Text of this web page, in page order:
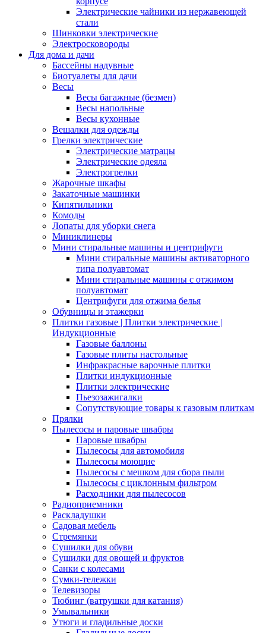
Электрические чайники из нержавеющей
стали
Шинковки электрические
Электросковороды
Для дома и дачи
Бассейны надувные
Биотуалеты для дачи
Весы
Весы багажные (безмен)
Весы напольные
Весы кухонные
Вешалки для одежды
Грелки электрические
Электрические матрацы
Электрические одеяла
Электрогрелки
Жарочные шкафы
Закаточные машинки
Кипятильники
Комоды
Лопаты для уборки снега
Миниклинеры
Мини стиральные машины и центрифуги
Мини стиральные машины активаторного
типа полуавтомат
Мини стиральные машины с отжимом
полуавтомат
Центрифуги для отжима белья
Обувницы и этажерки
Плитки газовые | Плитки электрические |
Индукционные
Газовые баллоны
Газовые плиты настольные
Инфракрасные варочные плитки
Плитки индукционные
Плитки электрические
Пьезозажигалки
Сопутствующие товары к газовым плиткам
Прялки
Пылесосы и паровые швабры
Паровые швабры
Пылесосы для автомобиля
Пылесосы моющие
Пылесосы с мешком для сбора пыли
Пылесосы с циклонным фильтром
Расходники для пылесосов
Радиоприемники
Раскладушки
Садовая мебель
Стремянки
Сушилки для обуви
Сушилки для овощей и фруктов
Санки с колесами
Сумки-тележки
Телевизоры
Тюбинг (ватрушки для катания)
Умывальники
Утюги и гладильные доски